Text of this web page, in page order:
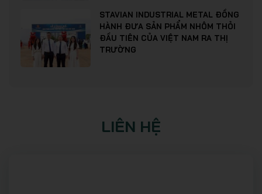
STAVIAN INDUSTRIAL METAL ĐỒNG
HÀNH ĐƯA SẢN PHẨM NHÔM THỎI
ĐẦU TIÊN CỦA VIỆT NAM RA THỊ
TRƯỜNG
LIÊN HỆ